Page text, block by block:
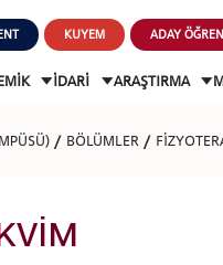
KUYEM ADAY
İDARİ ARAŞTIRMA
BÖLÜMLER